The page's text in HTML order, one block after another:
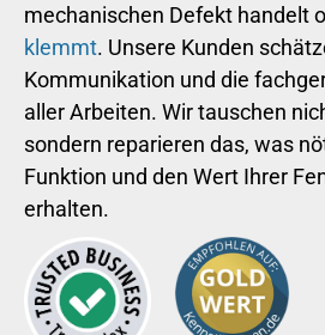
mechanischen Defekt handelt
klemmt. Unsere Kunden
Kommunikation und die
aller Arbeiten. Wir tauschen
sondern reparieren das, was
Funktion und den Wert Ihrer
erhalten.